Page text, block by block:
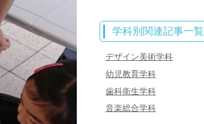
学科別関連記事一覧
デザイン美術学科
幼児教育学科
歯科衛生学科
音楽総合学科